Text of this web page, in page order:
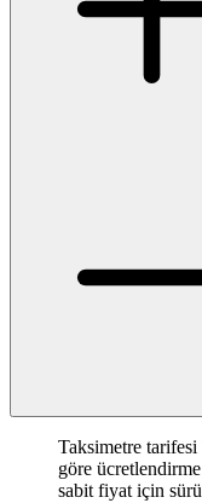
Taksimetre tarifesi
göre
sabit fiyat için